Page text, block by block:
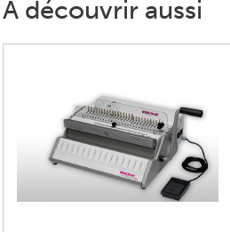
À découvrir aussi